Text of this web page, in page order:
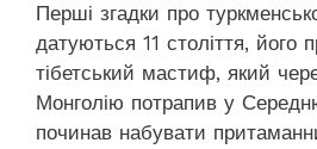
Перші згадки про
датуються 11 століття, його
тібетський мастиф, який
Монголію потрапив у
починав набувати